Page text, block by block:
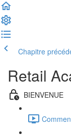
Chapitre
Retail
BIENVENUE